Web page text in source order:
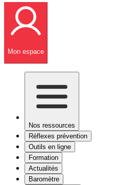
Mon espace
Nos ressources
Réflexes prévention
Outils en ligne
Formation
Actualités
Baromètre